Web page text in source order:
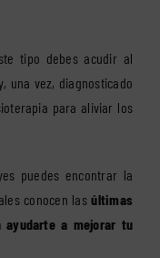
tipo debes acudir al
una vez, diagnosticado
para aliviar los
puedes encontrar la
conocen lasúltimas
ayudarte a mejorar tu